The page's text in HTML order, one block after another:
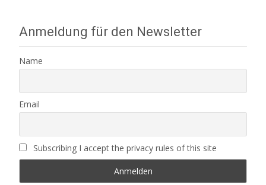
Anmeldung für den Newsletter
Name
Email
Subscribing I accept the privacy rules of this site